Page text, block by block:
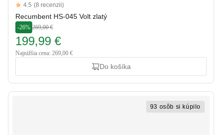
Reviews
4.5 out of 5 stars
4.5 (8 recenzii)
Recumbent HS-045 Volt zlatý
-26% 269,00 €
199,99 €
Najnižšia cena: 269,00 €
Do košíka
93 osôb si kúpilo